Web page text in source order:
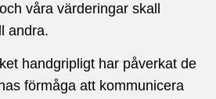
våra värderingar skall
andra.
handgripligt har påverkat de
förmåga att kommunicera